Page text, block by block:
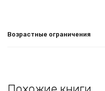
Возрастные ограничения